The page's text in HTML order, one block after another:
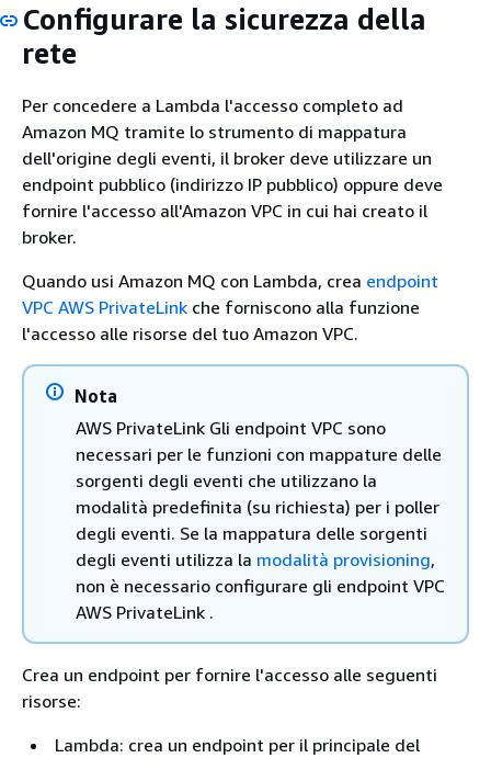
Configurare la sicurezza della
rete
Per concedere a Lambda l'accesso completo ad
Amazon MQ tramite lo strumento di mappatura
dell'origine degli eventi, il broker deve utilizzare un
endpoint pubblico (indirizzo IP pubblico) oppure deve
fornire l'accesso all'Amazon VPC in cui hai creato il
broker.
Quando usi Amazon MQ con Lambda, crea endpoint
VPC AWS PrivateLink che forniscono alla funzione
l'accesso alle risorse del tuo Amazon VPC.
Nota
AWS PrivateLink Gli endpoint VPC sono
necessari per le funzioni con mappature delle
sorgenti degli eventi che utilizzano la
modalità predefinita (su richiesta) per i poller
degli eventi. Se la mappatura delle sorgenti
degli eventi utilizza la modalità provisioning,
non è necessario configurare gli endpoint VPC
AWS PrivateLink .
Crea un endpoint per fornire l'accesso alle seguenti
risorse:
Lambda: crea un endpoint per il principale del